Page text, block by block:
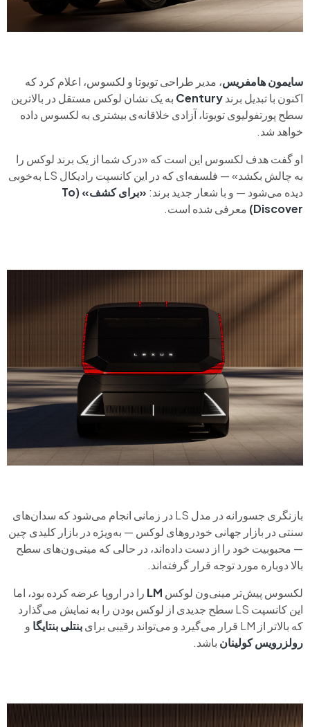
سایمون هامفریس، مدیر طراحی تویوتا و لکسوس، اعلام کرد که
اکنون با تبدیل برندCentury به یک نشان لوکس مستقل در بالاترین
سطح پورتفولیوی تویوتا، آزادی خلاقانه‌ی بیشتری به لکسوس داده
خواهد شد.
او گفت هدف لکسوس این است که «درک شما از یک برند لوکس را
به چالش بکشد» — فلسفه‌ای که در این کانسپت رادیکال LS به‌خوبی
دیده می‌شود — و با شعار جدید برند:
«برای کشف» (To
Discover) معرفی شده است.
بازنگری جسورانه در مدل LS در زمانی انجام می‌شود که سدان‌های
سنتی در بازار جهانی خودروهای لوکس — به‌ویژه در بازار کلیدی چین
— محبوبیت خود را از دست داده‌اند، در حالی که مینی‌ون‌های سطح
بالا دوباره مورد توجه قرار گرفته‌اند.
لکسوس پیش‌تر مینی‌ون لوکس LM را در اروپا عرضه کرده بود، اما
این کانسپت LS سطح جدیدی از لوکس بودن را به نمایش می‌گذارد
که بالاتر از LM قرار می‌گیرد و می‌تواند رقیبی برای
بنتلی بنتایگا و
رولزرویس کولینان باشد.